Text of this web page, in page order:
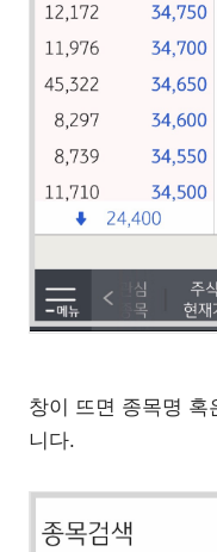
창이 뜨면 종목명
니다.